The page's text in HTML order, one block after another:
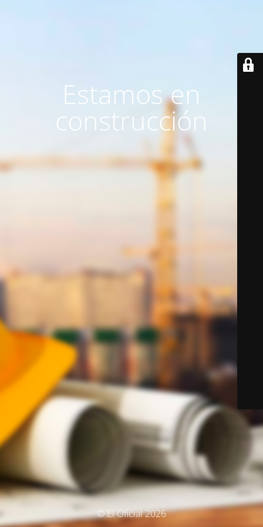
Estamos en
construcción
© El Oficial 2026